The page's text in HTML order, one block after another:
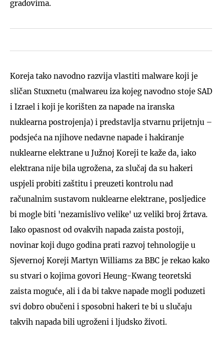
gradovima.
Koreja tako navodno razvija vlastiti malware koji je
sličan Stuxnetu (malwareu iza kojeg navodno stoje SAD
i Izrael i koji je korišten za napade na iranska
nuklearna postrojenja) i predstavlja stvarnu prijetnju –
podsjeća na njihove nedavne napade i hakiranje
nuklearne elektrane u Južnoj Koreji te kaže da, iako
elektrana nije bila ugrožena, za slučaj da su hakeri
uspjeli probiti zaštitu i preuzeti kontrolu nad
računalnim sustavom nuklearne elektrane, posljedice
bi mogle biti 'nezamislivo velike' uz veliki broj žrtava.
Iako opasnost od ovakvih napada zaista postoji,
novinar koji dugo godina prati razvoj tehnologije u
Sjevernoj Koreji Martyn Williams za BBC je rekao kako
su stvari o kojima govori Heung-Kwang teoretski
zaista moguće, ali i da bi takve napade mogli poduzeti
svi dobro obučeni i sposobni hakeri te bi u slučaju
takvih napada bili ugroženi i ljudsko životi.